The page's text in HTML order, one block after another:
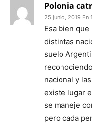
Polonia
25 junio, 2019 En
Esa bien
distintas
suelo
nacional y
existe lugar
se maneje
pero cada